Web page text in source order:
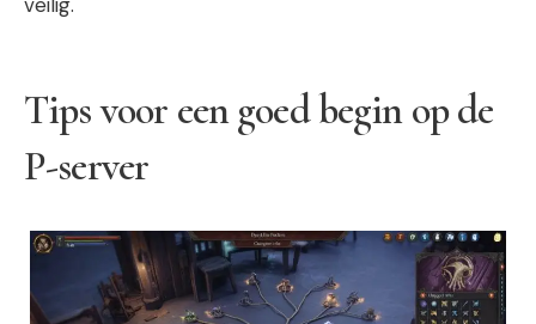
Tips voor een goed begin op de
P-server